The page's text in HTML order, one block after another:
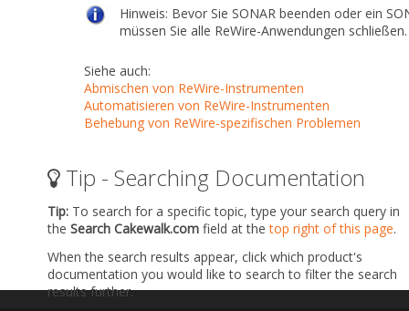
Hinweis: Bevor Sie SONAR beenden oder ein
müssen Sie alle ReWire-Anwendungen schließen.
Siehe auch:
Abmischen von ReWire-Instrumenten
Automatisieren von ReWire-Instrumenten
Behebung von ReWire-spezifischen Problemen
Tip - Searching Documentation
Tip: To search for a specific topic, type your search query in
the Search Cakewalk.com field at thetop right of this page.
When the search results appear, click which product's
documentation you would like to search to filter the search
results further.